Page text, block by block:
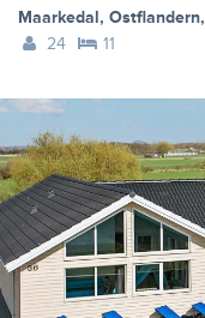
Maarkedal, Ostflandern,
24
11